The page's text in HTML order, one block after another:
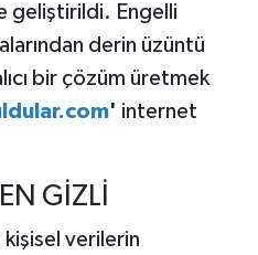
geliştirildi. Engelli
derin üzüntü
bir çözüm üretmek
' internet
GİZLİ
kişisel verilerin